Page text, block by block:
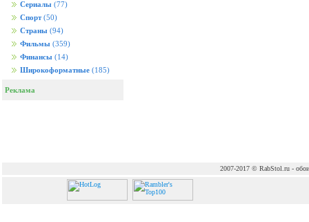
Сериалы (77)
Спорт (50)
Страны (94)
Фильмы (359)
Финансы (14)
Широкоформатные (185)
Реклама
2007-2017 © RabStol.ru - обои